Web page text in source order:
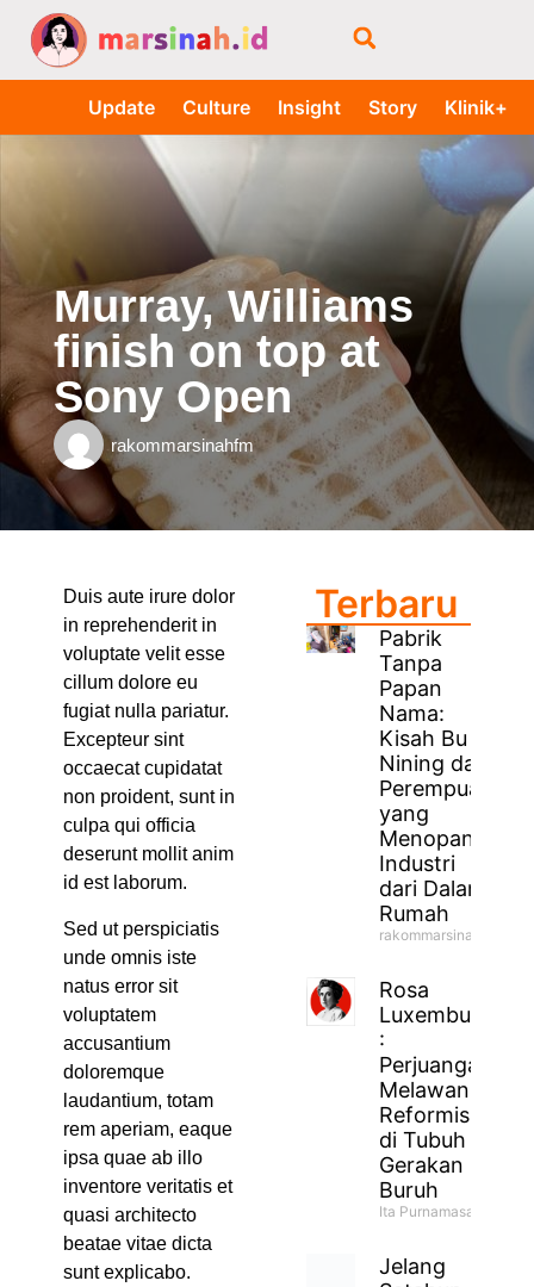
Update Culture Insight Story Klinik+
Murray, Williams
finish on top at
Sony Open
rakommarsinahfm
Duis aute irure dolor
in reprehenderit in
voluptate velit esse
cillum dolore eu
fugiat nulla pariatur.
Excepteur sint
occaecat cupidatat
non proident, sunt in
culpa qui officia
deserunt mollit anim
id est laborum.
Sed ut perspiciatis
unde omnis iste
natus error sit
voluptatem
accusantium
doloremque
laudantium, totam
rem aperiam, eaque
ipsa quae ab illo
inventore veritatis et
quasi architecto
beatae vitae dicta
sunt explicabo.
Terbaru
Pabrik
Tanpa
Papan
Nama:
Kisah Bu
Nining dan
Perempuan
yang
Menopang
Industri
dari Dalam
Rumah
rakommarsinahfm
Rosa
Luxemburg
:
Perjuangan
Melawan
Reformisme
di Tubuh
Gerakan
Buruh
Ita Purnamasari
Jelang